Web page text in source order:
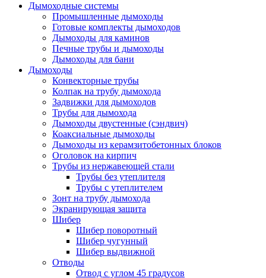
Дымоходные системы
Промышленные дымоходы
Готовые комплекты дымоходов
Дымоходы для каминов
Печные трубы и дымоходы
Дымоходы для бани
Дымоходы
Конвекторные трубы
Колпак на трубу дымохода
Задвижки для дымоходов
Трубы для дымохода
Дымоходы двустенные (сэндвич)
Коаксиальные дымоходы
Дымоходы из керамзитобетонных блоков
Оголовок на кирпич
Трубы из нержавеющей стали
Трубы без утеплителя
Трубы с утеплителем
Зонт на трубу дымохода
Экранирующая защита
Шибер
Шибер поворотный
Шибер чугунный
Шибер выдвижной
Отводы
Отвод с углом 45 градусов